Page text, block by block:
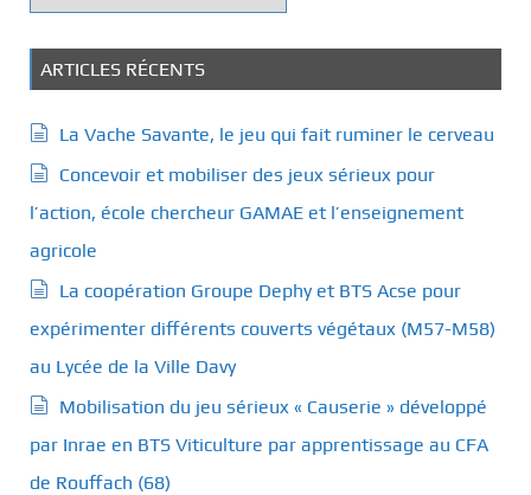
a
g
o
r
i
e
ARTICLES RÉCENTS
La Vache Savante, le jeu qui fait ruminer le cerveau
Concevoir et mobiliser des jeux sérieux pour
l’action, école chercheur GAMAE et l’enseignement
agricole
La coopération Groupe Dephy et BTS Acse pour
expérimenter différents couverts végétaux (M57-M58)
au Lycée de la Ville Davy
Mobilisation du jeu sérieux « Causerie » développé
par Inrae en BTS Viticulture par apprentissage au CFA
de Rouffach (68)